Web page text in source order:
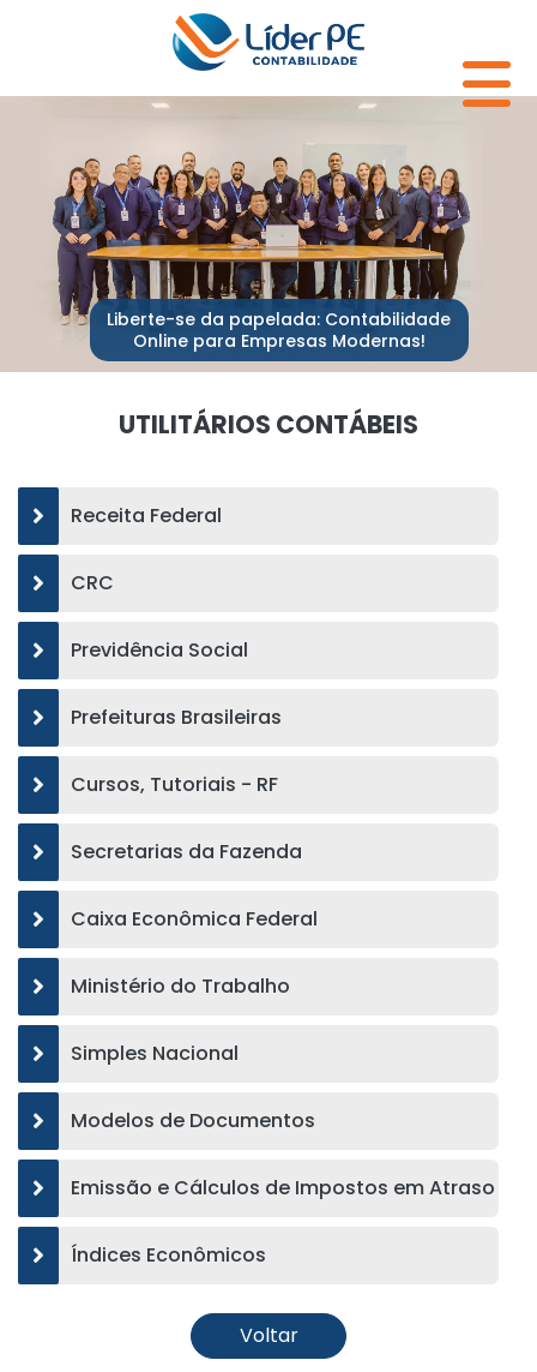
Liberte-se da papelada: Contabilidade
Online para Empresas Modernas!
UTILITÁRIOS CONTÁBEIS
Receita Federal
CRC
Previdência Social
Prefeituras Brasileiras
Cursos, Tutoriais - RF
Secretarias da Fazenda
Caixa Econômica Federal
Ministério do Trabalho
Simples Nacional
Modelos de Documentos
Emissão e Cálculos de Impostos em Atraso
Índices Econômicos
Voltar